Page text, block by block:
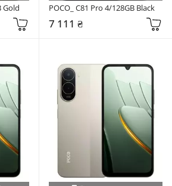
Gold POCO_ C81 Pro 4/128GB Black
7 111 ₴